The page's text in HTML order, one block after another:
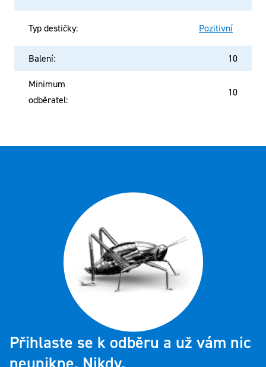
Typ destičky: Pozitivní
Balení: 10
Minimum
odběratel:
10
Přihlaste se k odběru a už vám nic